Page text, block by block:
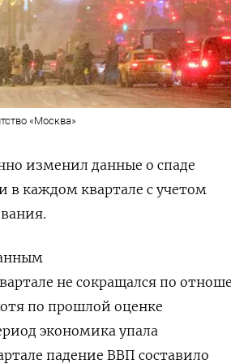
«Москва»
изменил данные о спаде
в каждом квартале с учетом
не сокращался по
по прошлой оценке
экономика упала
падение ВВП составило